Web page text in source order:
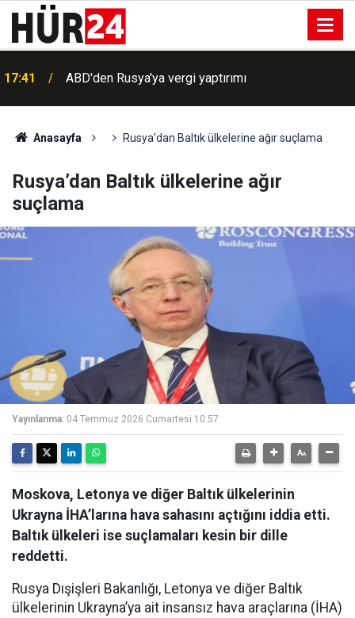
17:41 ABD'den Rusya'ya vergi yaptırımı
Anasayfa Rusya’dan Baltık ülkelerine ağır suçlama
Rusya’dan Baltık ülkelerine ağır
suçlama
Yayınlanma: 04 Temmuz 2026 Cumartesi 10:57
Moskova, Letonya ve diğer Baltık ülkelerinin
Ukrayna İHA’larına hava sahasını açtığını iddia etti.
Baltık ülkeleri ise suçlamaları kesin bir dille
reddetti.
Rusya Dışişleri Bakanlığı, Letonya ve diğer Baltık
ülkelerinin Ukrayna’ya ait insansız hava araçlarına (İHA)